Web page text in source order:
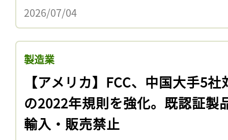
2026/07/04
製造業
【アメリカ】FCC、中国大手5社
の2022年規則を強化。既認証製
輸入・販売禁止